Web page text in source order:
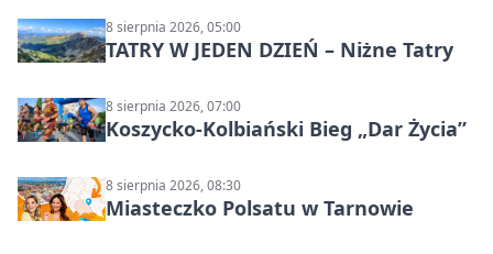
8 sierpnia 2026, 05:00
TATRY W JEDEN DZIEŃ – Niżne Tatry
8 sierpnia 2026, 07:00
Koszycko-Kolbiański Bieg „Dar Życia”
8 sierpnia 2026, 08:30
Miasteczko Polsatu w Tarnowie